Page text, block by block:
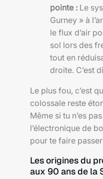
pointe : Le
Gurney » à
le flux d’air
sol lors des
tout en
droite. C’est
Le plus fou, c’est
colossale reste
Même si tu n’es
l’électronique de
pour te faire
Les origines du
aux 90 ans de la